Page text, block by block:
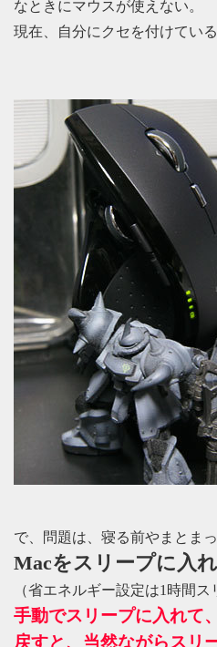
なときにマウスが使えない。
現在、自分にクセを付けている
で、問題は、寝る前やまとま
Macをスリープに入
（省エネルギー設定は1時間ス
手動でスリープに入れて
戻すと、当然ながらスリ